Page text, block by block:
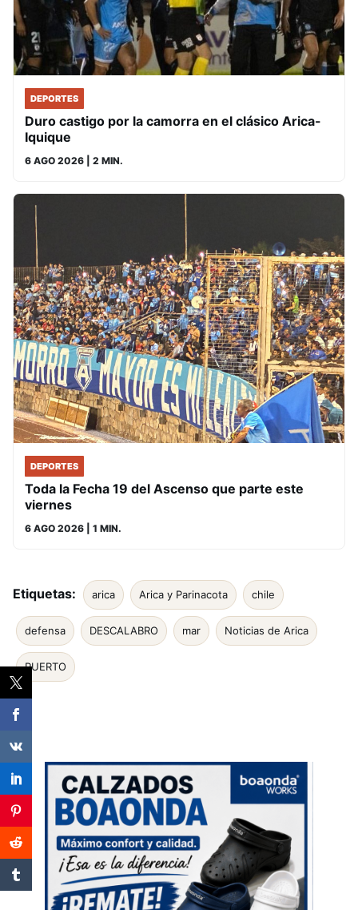
DEPORTES
Duro castigo por la camorra en el clásico Arica-
Iquique
6 AGO 2026 | 2 MIN.
DEPORTES
Toda la Fecha 19 del Ascenso que parte este
viernes
6 AGO 2026 | 1 MIN.
Etiquetas: arica Arica y Parinacota chile
defensa DESCALABRO mar Noticias de Arica
PUERTO